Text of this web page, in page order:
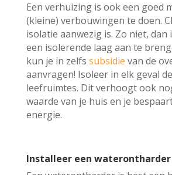
Een verhuizing is ook een goed
(kleine) verbouwingen te doen.
isolatie aanwezig is. Zo niet, dan
een isolerende laag aan te
kun je in zelfs subsidie van de
aanvragen! Isoleer in elk geval
leefruimtes. Dit verhoogt ook
waarde van je huis en je
energie.
Installeer een waterontharder